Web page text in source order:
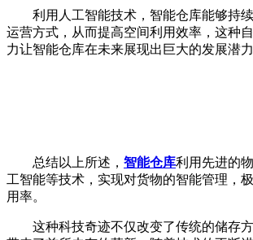
利用人工智能技术，智能仓库能够持
运营方式，从而提高空间利用效率，这种
力让智能仓库在未来展现出巨大的发展潜力
总结以上所述， 智能仓库利用先进的
工智能等技术，实现对货物的智能管理，
用率。
这种科技奇迹不仅改变了传统的储存